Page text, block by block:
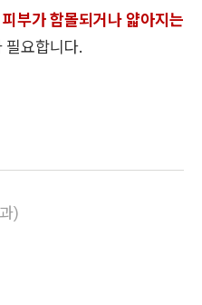
피부가 함몰되거나 얇아지는
필요합니다.
)